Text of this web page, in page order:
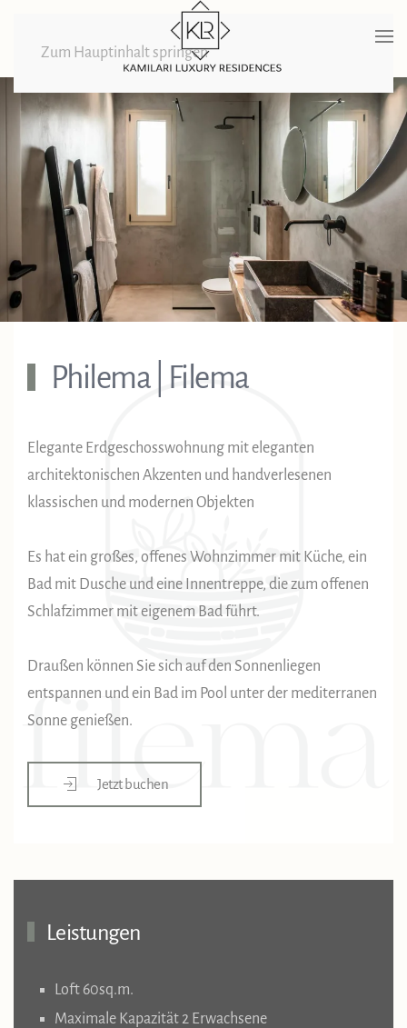
Zum Hauptinhalt springen
Philema | Filema
Elegante Erdgeschosswohnung mit eleganten
architektonischen Akzenten und handverlesenen
klassischen und modernen Objekten
Es hat ein großes, offenes Wohnzimmer mit Küche, ein
Bad mit Dusche und eine Innentreppe, die zum offenen
Schlafzimmer mit eigenem Bad führt.
Draußen können Sie sich auf den Sonnenliegen
entspannen und ein Bad im Pool unter der mediterranen
Sonne genießen.
Jetzt buchen
Leistungen
Loft 60sq.m.
Maximale Kapazität 2 Erwachsene